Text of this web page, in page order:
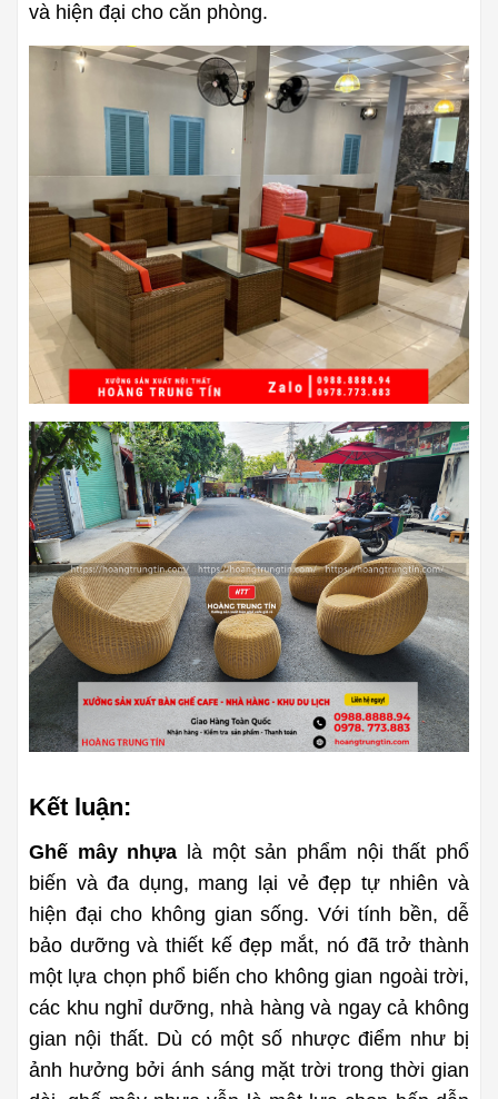
và hiện đại cho căn phòng.
Kết luận:
Ghế mây nhựa là một sản phẩm nội thất phổ
biến và đa dụng, mang lại vẻ đẹp tự nhiên và
hiện đại cho không gian sống. Với tính bền, dễ
bảo dưỡng và thiết kế đẹp mắt, nó đã trở thành
một lựa chọn phổ biến cho không gian ngoài trời,
các khu nghỉ dưỡng, nhà hàng và ngay cả không
gian nội thất. Dù có một số nhược điểm như bị
ảnh hưởng bởi ánh sáng mặt trời trong thời gian